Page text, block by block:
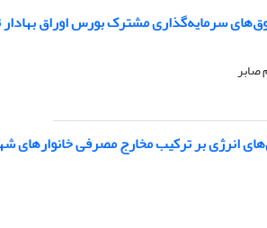
سرمایه‌گذاری مشترک بورس اوراق بهادار
صابر
انرژی بر ترکیب مخارج مصرفی خانوارهای